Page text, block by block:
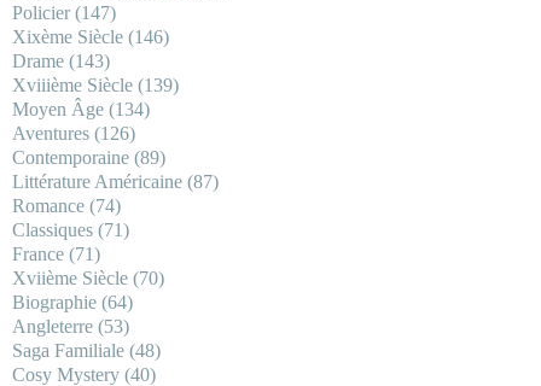
Policier(147)
Xixème Siècle (146)
Drame (143)
Xviiième Siècle (139)
Moyen Âge (134)
Aventures (126)
Contemporaine (89)
Littérature Américaine (87)
Romance (74)
Classiques (71)
France (71)
Xviième Siècle (70)
Biographie (64)
Angleterre (53)
Saga Familiale (48)
Cosy Mystery (40)